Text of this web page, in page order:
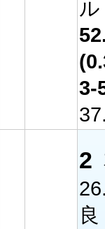
ル
3-
2
良